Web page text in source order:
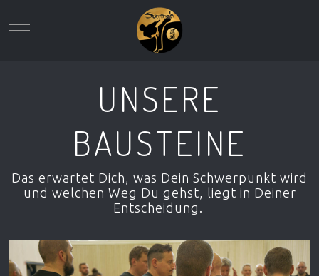
Mobile Menu Toggle
UNSERE
BAUSTEINE
Das erwartet Dich, was Dein Schwerpunkt wird
und welchen Weg Du gehst, liegt in Deiner
Entscheidung.